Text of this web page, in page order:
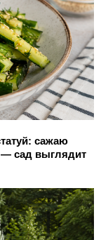
сажаю
сад выглядит